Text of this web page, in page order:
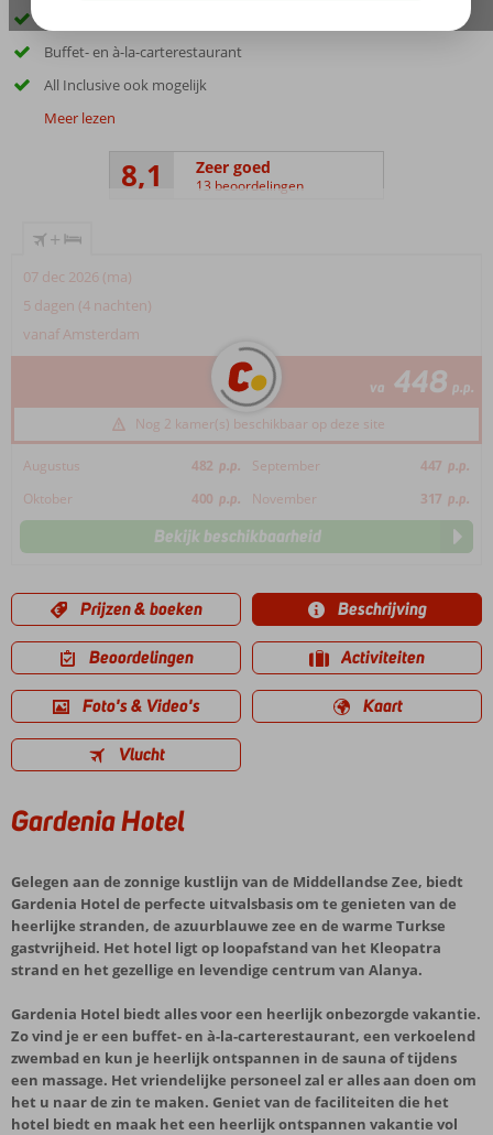
Buffet- en à-la-carterestaurant
All Inclusive ook mogelijk
Meer lezen
8,1 Zeer goed
13 beoordelingen
+
07 dec 2026 (ma)
5 dagen (4 nachten)
vanaf Amsterdam
va 448 p.p.
Nog 2 kamer(s) beschikbaar op deze site
Augustus 482 p.p. September 447 p.p.
Oktober
400 p.p. November 317 p.p.
Bekijk beschikbaarheid
Prijzen & boeken Beschrijving
Beoordelingen Activiteiten
Foto's & Video's Kaart
Vlucht
Gardenia Hotel
Gelegen aan de zonnige kustlijn van de Middellandse Zee, biedt
Gardenia Hotel de perfecte uitvalsbasis om te genieten van de
heerlijke stranden, de azuurblauwe zee en de warme Turkse
gastvrijheid. Het hotel ligt op loopafstand van het Kleopatra
strand en het gezellige en levendige centrum van Alanya.
Gardenia Hotel biedt alles voor een heerlijk onbezorgde vakantie.
Zo vind je er een buffet- en à-la-carterestaurant, een verkoelend
zwembad en kun je heerlijk ontspannen in de sauna of tijdens
een massage. Het vriendelijke personeel zal er alles aan doen om
het u naar de zin te maken. Geniet van de faciliteiten die het
hotel biedt en maak het een heerlijk ontspannen vakantie vol